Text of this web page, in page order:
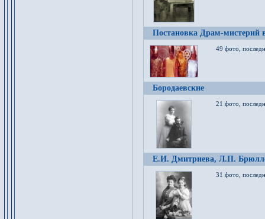
Постановка Драм-мистерий
49 фото,
Бородаевские
21 фото,
Е.И. Дмитриева, Л.П.
31 фото,